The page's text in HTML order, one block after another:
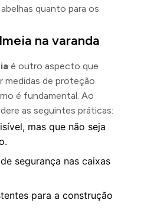
quanto para os
na varanda
é outro aspecto que
medidas de proteção
é fundamental. Ao
as seguintes práticas:
mas que não seja
segurança nas caixas
para a construção